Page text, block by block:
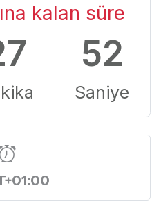
kalan süre
51
Saniye